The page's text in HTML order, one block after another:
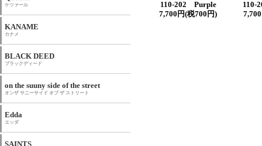
110-202 Purple
7,700円(税700円)
110-
ケツァール
KANAME
カナメ
BLACK DEED
ブラックディード
on the suuny side of the street
オンザ サニーサイド オブ ザ ストリート
Edda
エッダ
SAINTS